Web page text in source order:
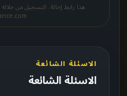
الاسئلة الشائعة
الاسئلة الشائعة